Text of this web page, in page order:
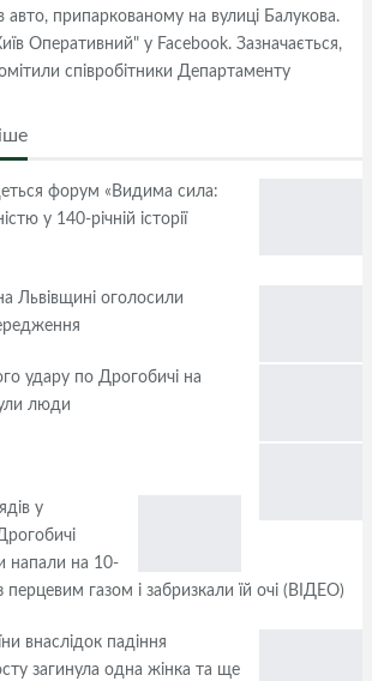
авто, припаркованому на вулиці Балукова.
Оперативний" у Facebook. Зазначається,
співробітники Департаменту
форум «Видима сила:
у 140-річній історії
Львівщині оголосили
удару по Дрогобичі на
люди
у
напали на 10-
перцевим газом і забризкали їй очі (ВІДЕО)
внаслідок падіння
загинула одна жінка та ще